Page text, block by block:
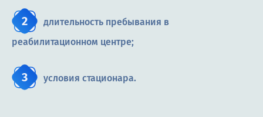
длительность пребывания в
реабилитационном центре;
условия стационара.